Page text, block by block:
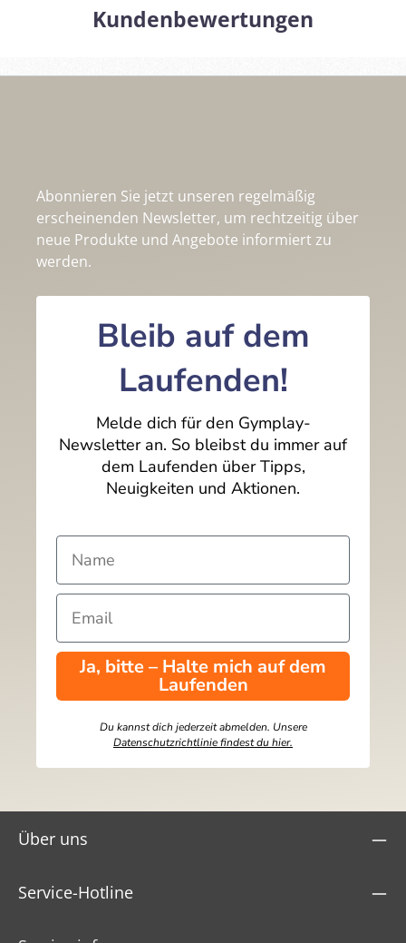
Kundenbewertungen
Abonnieren Sie jetzt unseren regelmäßig
erscheinenden Newsletter, um rechtzeitig über
neue Produkte und Angebote informiert zu
werden.
Bleib auf dem
Laufenden!
Melde dich für den Gymplay-
Newsletter an. So bleibst du immer auf
dem Laufenden über Tipps,
Neuigkeiten und Aktionen.
Ja, bitte – Halte mich auf dem
Laufenden
Du kannst dich jederzeit abmelden. Unsere
Datenschutzrichtlinie findest du hier.
Über uns
Service-Hotline